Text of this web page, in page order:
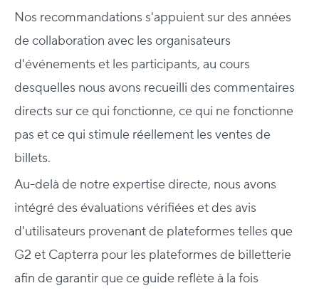
Nos recommandations s'appuient sur des années
de collaboration avec les organisateurs
d'événements et les participants, au cours
desquelles nous avons recueilli des commentaires
directs sur ce qui fonctionne, ce qui ne fonctionne
pas et ce qui stimule réellement les ventes de
billets.
Au-delà de notre expertise directe, nous avons
intégré des évaluations vérifiées et des avis
d'utilisateurs provenant de plateformes telles que
G2 et Capterra pour les plateformes de billetterie
afin de garantir que ce guide reflète à la fois